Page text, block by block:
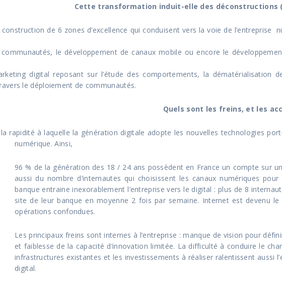
Cette transformation induit-elle des déconstructions
de 6 zones d’excellence qui conduisent vers la voie de l’entreprise
le développement de canaux mobile ou encore le
digital reposant sur l’étude des comportements, la dématérialisation
le déploiement de communautés.
Quels sont les freins, et les
rapidité à laquelle la génération digitale adopte les nouvelles technologies
numérique. Ainsi,
96 % de la génération des 18 / 24 ans possèdent en France un compte sur
aussi du nombre d’internautes qui choisissent les canaux numériques
banque entraine inexorablement l’entreprise vers le digital : plus de 8
site de leur banque en moyenne 2 fois par semaine. Internet est devenu
opérations confondues.
Les principaux freins sont internes à l’entreprise : manque de vision pour
et faiblesse de la capacité d’innovation limitée. La difficulté à conduire le
infrastructures existantes et les investissements à réaliser ralentissent aussi
digital.